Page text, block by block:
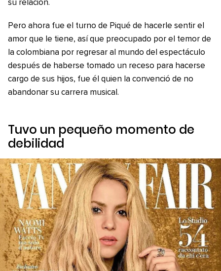
su relación.
Pero ahora fue el turno de Piqué de hacerle sentir el
amor que le tiene, así que preocupado por el temor de
la colombiana por regresar al mundo del espectáculo
después de haberse tomado un receso para hacerse
cargo de sus hijos, fue él quien la convenció de no
abandonar su carrera musical.
Tuvo un pequeño momento de
debilidad